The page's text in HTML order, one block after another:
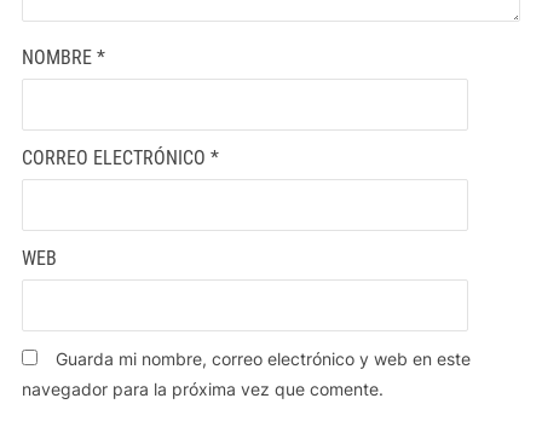
NOMBRE *
CORREO ELECTRÓNICO *
WEB
Guarda mi nombre, correo electrónico y web en este
navegador para la próxima vez que comente.